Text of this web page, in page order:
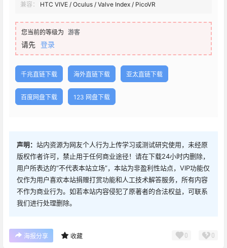
兼容：
HTC VIVE / Oculus / Valve Index / PicoVR
您当前的等级为 游客
请先 登录
千兆直链下载 海外直链下载 亚太直链下载
百度网盘下载 123 网盘下载
声明： 站内资源为网友个人行为上传学习或测试研究使用，未经原
版权作者许可，禁止用于任何商业途径！请在下载24小时内删除，
用户所表达的“不代表本站立场”，本站为非盈利性站点，VIP功能仅
仅作为用户喜欢本站捐赠打赏功能和人工技术解答服务，所有内容
不作为商业行为。如若本站内容侵犯了原著者的合法权益，可联系
我们进行处理删除。
海报分享 收藏 0 0